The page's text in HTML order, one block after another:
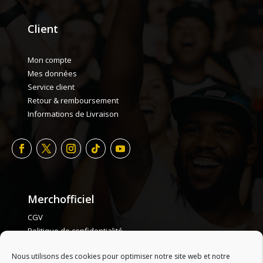
Nous utilisons des cookies pour optimiser notre site web et notre
Client
Mon compte
Mes données
Service client
Retour & remboursement
Informations de Livraison
Merchofficiel
CGV
Politique de confidentialité
Plan de site